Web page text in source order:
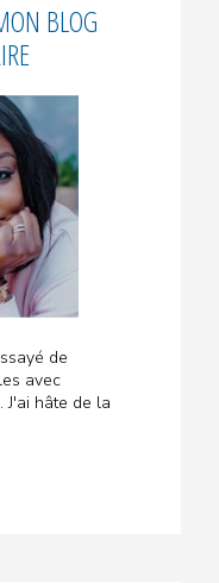
BLOG
de
avec
J'ai hâte de la